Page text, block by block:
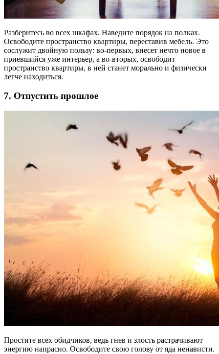
Разберитесь во всех шкафах. Наведите порядок на полках.
Освободите пространство квартиры, переставив мебель. Это
сослужит двойную пользу: во-первых, внесет нечто новое в
приевшийся уже интерьер, а во-вторых, освободит
пространство квартиры, в ней станет морально и физически
легче находиться.
7. Отпустить прошлое
Простите всех обидчиков, ведь гнев и злость растрачивают
энергию напрасно. Освободите свою голову от яда ненависти.